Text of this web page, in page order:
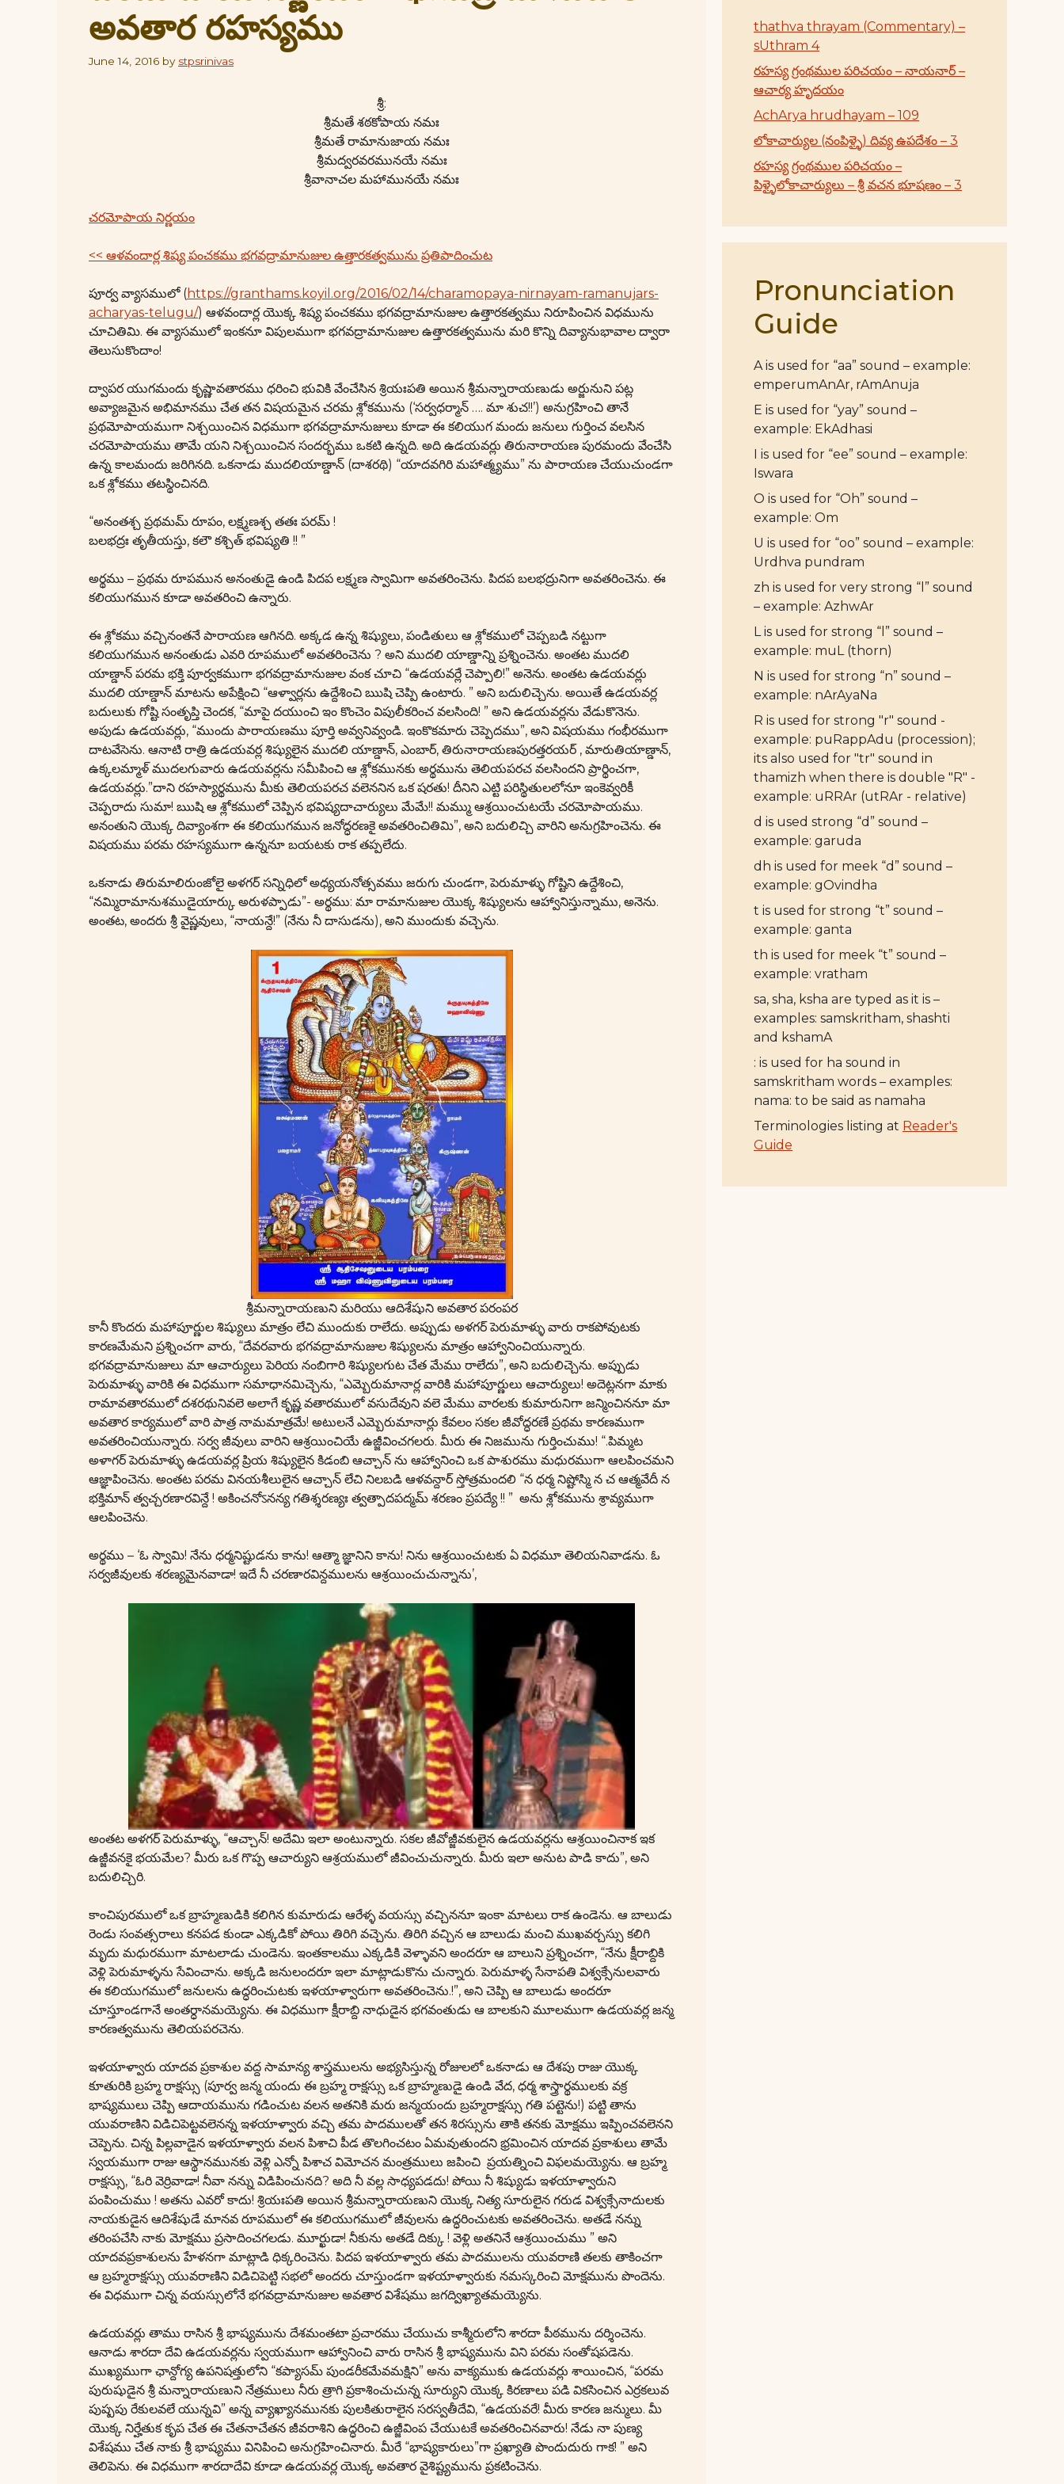
అవతార రహస్యము
June 14, 2016 by stpsrinivas
శ్రీ:
శ్రీమతే శఠకోపాయ నమః
శ్రీమతే రామానుజాయ నమః
శ్రీమద్వరవరమునయే నమః
శ్రీవానాచల మహామునయే నమః
చరమోపాయ నిర్ణయం
<< ఆళవందార్ల శిష్య పంచకము భగవద్రామానుజుల ఉత్తారకత్వమును ప్రతిపాదించుట
పూర్వ వ్యాసములో (https://granthams.koyil.org/2016/02/14/charamopaya-nirnayam-ramanujars-
acharyas-telugu/) ఆళవందార్ల యొక్క శిష్య పంచకము భగవద్రామానుజుల ఉత్తారకత్వము నిరూపించిన విధమును
చూచితిమి. ఈ వ్యాసములో ఇంకనూ విపులముగా భగవద్రామానుజుల ఉత్తారకత్వమును మరి కొన్ని దివ్యానుభావాల ద్వారా
తెలుసుకొందాం!
ద్వాపర యుగమందు కృష్ణావతారము ధరించి భువికి వేంచేసిన శ్రియఃపతి అయిన శ్రీమన్నారాయణుడు అర్జునుని పట్ల
అవ్యాజమైన అభిమానము చేత తన విషయమైన చరమ శ్లోకమును (‘సర్వధర్మాన్ …. మా శుచ!!’) అనుగ్రహించి తానే
ప్రథమోపాయముగా నిశ్చయించిన విధముగా భగవద్రామానుజులు కూడా ఈ కలియుగ మందు జనులు గుర్తించ వలసిన
చరమోపాయము తామే యని నిశ్చయించిన సందర్భము ఒకటి ఉన్నది. అది ఉడయవర్లు తిరునారాయణ పురమందు వేంచేసి
ఉన్న కాలమందు జరిగినది. ఒకనాడు ముదలియాణ్డాన్ (దాశరథి) “యాదవగిరి మహాత్మ్యము” ను పారాయణ చేయుచుండగా
ఒక శ్లోకము తటస్థించినది.
“అనంతశ్చ ప్రథమమ్ రూపం, లక్ష్మణశ్చ తతః పరమ్ !
బలభద్రః తృతీయస్తు, కలౌ కశ్చిత్ భవిష్యతి !! ”
అర్థము – ప్రథమ రూపమున అనంతుడై ఉండి పిదప లక్ష్మణ స్వామిగా అవతరించెను. పిదప బలభద్రునిగా అవతరించెను. ఈ
కలియుగమున కూడా అవతరించి ఉన్నారు.
ఈ శ్లోకము వచ్చినంతనే పారాయణ ఆగినది. అక్కడ ఉన్న శిష్యులు, పండితులు ఆ శ్లోకములో చెప్పబడి నట్టుగా
కలియుగమున అనంతుడు ఎవరి రూపములో అవతరించెను ? అని ముదలి యాణ్డాన్ని ప్రశ్నించెను. అంతట ముదలి
యాణ్డాన్ పరమ భక్తి పూర్వకముగా భగవద్రామానుజుల వంక చూచి “ఉడయవర్లే చెప్పాలి!” అనెను. అంతట ఉడయవర్లు
ముదలి యాణ్డాన్ మాటను అపేక్షించి “ఆళ్వార్లను ఉద్దేశించి ఋషి చెప్పి ఉంటారు. ” అని బదులిచ్చెను. అయితే ఉడయవర్ల
బదులుకు గోష్టి సంతృప్తి చెందక, “మాపై దయుంచి ఇం కొంచెం విపులీకరించ వలసింది! ” అని ఉడయవర్లను వేడుకొనెను.
అపుడు ఉడయవర్లు, “ముందు పారాయణము పూర్తి అవ్వనివ్వండి. ఇంకొకమారు చెప్పెదము”, అని విషయము గంభీరముగా
దాటవేసెను. ఆనాటి రాత్రి ఉడయవర్ల శిష్యులైన ముదలి యాణ్డాన్, ఎంబార్, తిరునారాయణపురత్తరయర్ , మారుతియాణ్డాన్,
ఉక్కలమ్మాళ్ ముదలగువారు ఉడయవర్లను సమీపించి ఆ శ్లోకమునకు అర్థమును తెలియపరచ వలసిందని ప్రార్థించగా,
ఉడయవర్లు.”దాని రహస్యార్థమును మీకు తెలియపరచ వలెననిన ఒక షరతు! దీనిని ఎట్టి పరిస్థితులలోనూ ఇంకెవ్వరికీ
చెప్పరాదు సుమా! ఋషి ఆ శ్లోకములో చెప్పిన భవిష్యదాచార్యులు మేమే!! మమ్ము ఆశ్రయించుటయే చరమోపాయము.
అనంతుని యొక్క దివ్యాంశగా ఈ కలియుగమున జనోద్ధరణకై అవతరించితిమి”, అని బదులిచ్చి వారిని అనుగ్రహించెను. ఈ
విషయము పరమ రహస్యముగా ఉన్ననూ బయటకు రాక తప్పలేదు.
ఒకనాడు తిరుమాలిరుంజోలై అళగర్ సన్నిధిలో అధ్యయనోత్సవము జరుగు చుండగా, పెరుమాళ్ళు గోష్టిని ఉద్దేశించి,
“నమ్మిరామానుశముడైయార్కు అరుళప్పాడు”- అర్థము: మా రామానుజుల యొక్క శిష్యులను ఆహ్వానిస్తున్నాము, అనెను.
అంతట, అందరు శ్రీ వైష్ణవులు, “నాయన్దే!” (నేను నీ దాసుడను), అని ముందుకు వచ్చెను.
శ్రీమన్నారాయణుని మరియు ఆదిశేషుని అవతార పరంపర
కానీ కొందరు మహాపూర్ణుల శిష్యులు మాత్రం లేచి ముందుకు రాలేదు. అప్పుడు అళగర్ పెరుమాళ్ళు వారు రాకపోవుటకు
కారణమేమని ప్రశ్నించగా వారు, “దేవరవారు భగవద్రామానుజుల శిష్యులను మాత్రం ఆహ్వానించియున్నారు.
భగవద్రామానుజులు మా ఆచార్యులు పెరియ నంబిగారి శిష్యులగుట చేత మేము రాలేదు”, అని బదులిచ్చెను. అప్పుడు
పెరుమాళ్ళు వారికి ఈ విధముగా సమాధానమిచ్చెను, “ఎమ్బెరుమానార్ల వారికి మహాపూర్ణులు ఆచార్యులు! అదెట్లనగా మాకు
రామావతారములో దశరథునివలె అలాగే కృష్ణ వతారములో వసుదేవుని వలె మేము వారలకు కుమారునిగా జన్మించిననూ మా
అవతార కార్యములో వారి పాత్ర నామమాత్రమే! అటులనే ఎమ్బెరుమానార్లు కేవలం సకల జీవోద్ధరణే ప్రథమ కారణముగా
అవతరించియున్నారు. సర్వ జీవులు వారిని ఆశ్రయించియే ఉజ్జీవించగలరు. మీరు ఈ నిజమును గుర్తించుము! “.పిమ్మట
అళాగర్ పెరుమాళ్ళు ఉడయవర్ల ప్రియ శిష్యులైన కిడంబి ఆచ్చాన్ ను ఆహ్వానించి ఒక పాశురము మధురముగా ఆలపించమని
ఆజ్ఞాపించెను. అంతట పరమ వినయశీలులైన ఆచ్చాన్ లేచి నిలబడి ఆళవన్దార్ స్తోత్రమందలి “న ధర్మ నిష్టోస్మి న చ ఆత్మవేదీ న
భక్తిమాన్ త్వచ్చరణారవిన్దే ! అకించనోऽనన్య గతిశ్శరణ్యః త్వత్పాదపద్మమ్ శరణం ప్రపద్యే !! ” అను శ్లోకమును శ్రావ్యముగా
ఆలపించెను.
అర్థము – ‘ఓ స్వామి! నేను ధర్మనిష్టుడను కాను! ఆత్మా జ్ఞానిని కాను! నిను ఆశ్రయించుటకు ఏ విధమూ తెలియనివాడను. ఓ
సర్వజీవులకు శరణ్యమైనవాడా! ఇదే నీ చరణారవిన్దములను ఆశ్రయించుచున్నాను’,
అంతట అళగర్ పెరుమాళ్ళు, “ఆచ్చాన్! అదేమి ఇలా అంటున్నారు. సకల జీవోజ్జీవకులైన ఉడయవర్లను ఆశ్రయించినాక ఇక
ఉజ్జీవనకై భయమేల? మీరు ఒక గొప్ప ఆచార్యుని ఆశ్రయములో జీవించుచున్నారు. మీరు ఇలా అనుట పాడి కాదు”, అని
బదులిచ్చిరి.
కాంచిపురములో ఒక బ్రాహ్మణుడికి కలిగిన కుమారుడు ఆరేళ్ళ వయస్సు వచ్చిననూ ఇంకా మాటలు రాక ఉండెను. ఆ బాలుడు
రెండు సంవత్సరాలు కనపడ కుండా ఎక్కడికో పోయి తిరిగి వచ్చెను. తిరిగి వచ్చిన ఆ బాలుడు మంచి ముఖవర్చస్సు కలిగి
మృదు మధురముగా మాటలాడు చుండెను. ఇంతకాలము ఎక్కడికి వెళ్ళావని అందరూ ఆ బాలుని ప్రశ్నించగా, “నేను క్షీరాబ్దికి
వెళ్లి పెరుమాళ్ళను సేవించాను. అక్కడి జనులందరూ ఇలా మాట్లాడుకొను చున్నారు. పెరుమాళ్ళ సేనాపతి విశ్వక్సేనులవారు
ఈ కలియుగములో జనులను ఉద్ధరించుటకు ఇళయాళ్వారుగా అవతరించెను.!”, అని చెప్పి ఆ బాలుడు అందరూ
చూస్తూండగానే అంతర్ధానమయ్యెను. ఈ విధముగా క్షీరాబ్ది నాధుడైన భగవంతుడు ఆ బాలకుని మూలముగా ఉడయవర్ల జన్మ
కారణత్వమును తెలియపరచెను.
ఇళయాళ్వారు యాదవ ప్రకాశుల వద్ద సామాన్య శాస్త్రములను అభ్యసిస్తున్న రోజులలో ఒకనాడు ఆ దేశపు రాజు యొక్క
కూతురికి బ్రహ్మ రాక్షస్సు (పూర్వ జన్మ యందు ఈ బ్రహ్మ రాక్షస్సు ఒక బ్రాహ్మణుడై ఉండి వేద, ధర్మ శాస్త్రార్థములకు వక్ర
భాష్యములు చెప్పి ఆదాయమును గడించుట వలన అతనికి మరు జన్మయందు బ్రహ్మరాక్షస్సు గతి పట్టెను!) పట్టి తాను
యువరాణిని విడిచిపెట్టవలెనన్న ఇళయాళ్వారు వచ్చి తమ పాదములతో తన శిరస్సును తాకి తనకు మోక్షము ఇప్పించవలెనని
చెప్పెను. చిన్న పిల్లవాడైన ఇళయాళ్వారు వలన పిశాచి పీడ తొలగించటం ఏమవుతుందని భ్రమించిన యాదవ ప్రకాశులు తామే
స్వయముగా రాజు ఆస్థానమునకు వెళ్లి ఎన్నో పిశాచ విమోచన మంత్రములు జపించి ప్రయత్నించి విఫలమయ్యెను. ఆ బ్రహ్మ
రాక్షస్సు, “ఓరి వెర్రివాడా! నీవా నన్ను విడిపించునది? అది నీ వల్ల సాధ్యపడదు! పోయి నీ శిష్యుడు ఇళయాళ్వారుని
పంపించుము ! అతను ఎవరో కాదు! శ్రియఃపతి అయిన శ్రీమన్నారాయణుని యొక్క నిత్య సూరులైన గరుడ విశ్వక్సేనాదులకు
నాయకుడైన ఆదిశేషుడే మానవ రూపములో ఈ కలియుగములో జీవులను ఉద్ధరించుటకు అవతరించెను. అతడే నన్ను
తరింపచేసి నాకు మోక్షము ప్రసాదించగలడు. మూర్ఖుడా! నీకును అతడే దిక్కు ! వెళ్లి అతనినే ఆశ్రయించుము ” అని
యాదవప్రకాశులను హేళనగా మాట్లాడి ధిక్కరించెను. పిదప ఇళయాళ్వారు తమ పాదములను యువరాణి తలకు తాకించగా
ఆ బ్రహ్మరాక్షస్సు యువరాణిని విడిచిపెట్టి సభలో అందరు చూస్తుండగా ఇళయాళ్వారుకు నమస్కరించి మోక్షమును పొందెను.
ఈ విధముగా చిన్న వయస్సులోనే భగవద్రామానుజుల అవతార విశేషము జగద్విఖ్యాతమయ్యెను.
ఉడయవర్లు తాము రాసిన శ్రీ భాష్యమును దేశమంతటా ప్రచారము చేయుచు కాశ్మీరులోని శారదా పీఠమును దర్శించెను.
ఆనాడు శారదా దేవి ఉడయవర్లను స్వయముగా ఆహ్వానించి వారు రాసిన శ్రీ భాష్యమును విని పరమ సంతోషపడెను.
ముఖ్యముగా ఛాన్దోగ్య ఉపనిషత్తులోని “కప్యాసమ్ పుండరీకమేవమక్షిని” అను వాక్యముకు ఉడయవర్లు శాయించిన, “పరమ
పురుషుడైన శ్రీ మన్నారాయణుని నేత్రములు నీరు త్రాగి ప్రకాశించుచున్న సూర్యుని యొక్క కిరణాలు పడి వికసించిన ఎర్రకలువ
పుష్పపు రేకులవలే యున్నవి” అన్న వ్యాఖ్యానమునకు పులకితురాలైన సరస్వతీదేవి, “ఉడయవరే! మీరు కారణ జన్ములు. మీ
యొక్క నిర్హేతుక కృప చేత ఈ చేతనాచేతన జీవరాశిని ఉద్ధరించి ఉజ్జీవింప చేయుటకే అవతరించినవారు! నేడు నా పుణ్య
విశేషము చేత నాకు శ్రీ భాష్యము వినిపించి అనుగ్రహించినారు. మీరే “భాష్యకారులు”గా ప్రఖ్యాతి పొందుదురు గాక! ” అని
తెలిపెను. ఈ విధముగా శారదాదేవి కూడా ఉడయవర్ల యొక్క అవతార వైశిష్ట్యమును ప్రకటించెను.
thathva thrayam (Commentary) –
sUthram 4
రహస్య గ్రంథముల పరిచయం – నాయనార్ –
ఆచార్య హృదయం
AchArya hrudhayam – 109
లోకాచార్యుల (నంపిళ్ళై) దివ్య ఉపదేశం – 3
రహస్య గ్రంథముల పరిచయం –
పిళ్ళైలోకాచార్యులు – శ్రీ వచన భూషణం – 3
Pronunciation
Guide
A is used for “aa” sound – example:
emperumAnAr, rAmAnuja
E is used for “yay” sound –
example: EkAdhasi
I is used for “ee” sound – example:
Iswara
O is used for “Oh” sound –
example: Om
U is used for “oo” sound – example:
Urdhva pundram
zh is used for very strong “l” sound
– example: AzhwAr
L is used for strong “l” sound –
example: muL (thorn)
N is used for strong “n” sound –
example: nArAyaNa
R is used for strong "r" sound -
example: puRappAdu (procession);
its also used for "tr" sound in
thamizh when there is double "R" -
example: uRRAr (utRAr - relative)
d is used strong “d” sound –
example: garuda
dh is used for meek “d” sound –
example: gOvindha
t is used for strong “t” sound –
example: ganta
th is used for meek “t” sound –
example: vratham
sa, sha, ksha are typed as it is –
examples: samskritham, shashti
and kshamA
: is used for ha sound in
samskritham words – examples:
nama: to be said as namaha
Terminologies listing at Reader's
Guide